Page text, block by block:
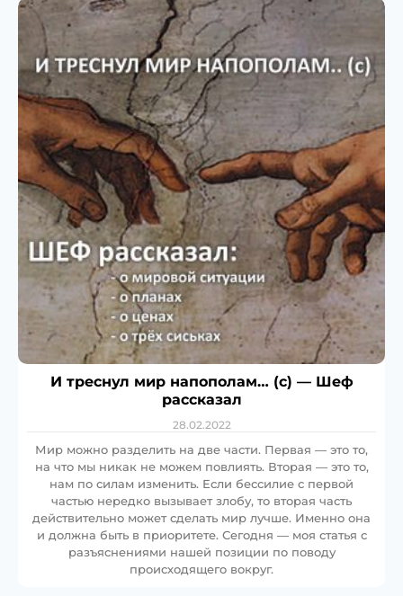
И треснул мир напополам… (с) — Шеф
рассказал
28.02.2022
Мир можно разделить на две части. Первая — это то,
на что мы никак не можем повлиять. Вторая — это то,
нам по силам изменить. Если бессилие с первой
частью нередко вызывает злобу, то вторая часть
действительно может сделать мир лучше. Именно она
и должна быть в приоритете. Сегодня — моя статья с
разъяснениями нашей позиции по поводу
происходящего вокруг.